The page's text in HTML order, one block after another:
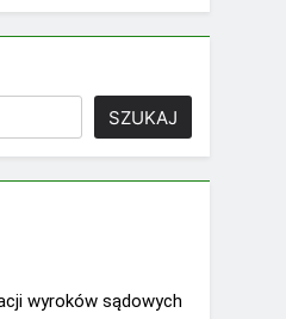
SZUKAJ
wyroków sądowych